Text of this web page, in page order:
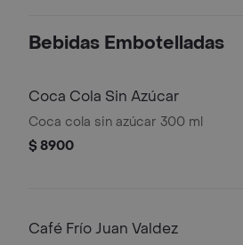
Bebidas Embotelladas
Coca Cola Sin Azúcar
Coca cola sin azúcar 300 ml
$ 8900
Café Frío Juan Valdez